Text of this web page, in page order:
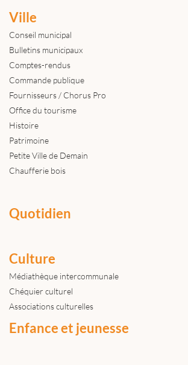
Ville
Conseil municipal
Bulletins municipaux
Comptes-rendus
Commande publique
Fournisseurs / Chorus Pro
Office du tourisme
Histoire
Patrimoine
Petite Ville de Demain
Chaufferie bois
Quotidien
Culture
Médiathèque intercommunale
Chéquier culturel
Associations culturelles
Enfance et jeunesse